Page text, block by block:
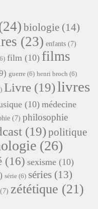
biologie (14)
(23) enfants (7)
film (10) films
guerre (6) henri broch (6)
Livre (19)livres
(10) médecine
(7) philosophie
(19)politique
(26)
(16) sexisme (10)
série (6) séries (13)
(7) zététique (21)